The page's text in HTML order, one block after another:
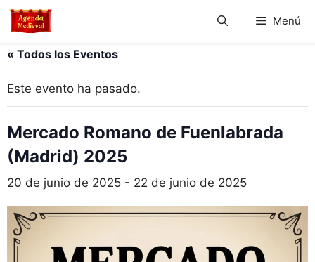
Saltar
Menú
« Todos los Eventos
Este evento ha pasado.
Mercado Romano de Fuenlabrada
(Madrid) 2025
20 de junio de 2025 - 22 de junio de 2025